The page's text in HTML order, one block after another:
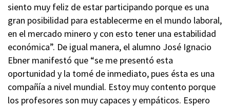
siento muy feliz de estar participando porque es una
gran posibilidad para establecerme en el mundo laboral,
en el mercado minero y con esto tener una estabilidad
económica”. De igual manera, el alumno José Ignacio
Ebner manifestó que “se me presentó esta
oportunidad y la tomé de inmediato, pues ésta es una
compañía a nivel mundial. Estoy muy contento porque
los profesores son muy capaces y empáticos. Espero